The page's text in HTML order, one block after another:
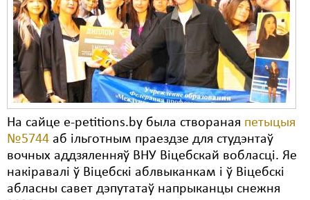
На сайце e-petitions.by была створаная петыцыя
№5744 аб ільготным праездзе для студэнтаў
вочных аддзяленняў ВНУ Віцебскай вобласці. Яе
накіравалі ў Віцебскі аблвыканкам і ў Віцебскі
абласны савет дэпутатаў напрыканцы снежня
КПЧ ААН
Культурныя правы
ЛПП
Мігранты
Мірныя сходы
Палітвязьні
Праваабаронцы